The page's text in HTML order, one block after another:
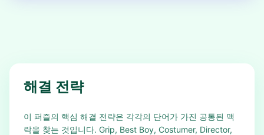
해결 전략
이 퍼즐의 핵심 해결 전략은 각각의 단어가 가진 공통된 맥
락을 찾는 것입니다. Grip, Best Boy, Costumer, Director,